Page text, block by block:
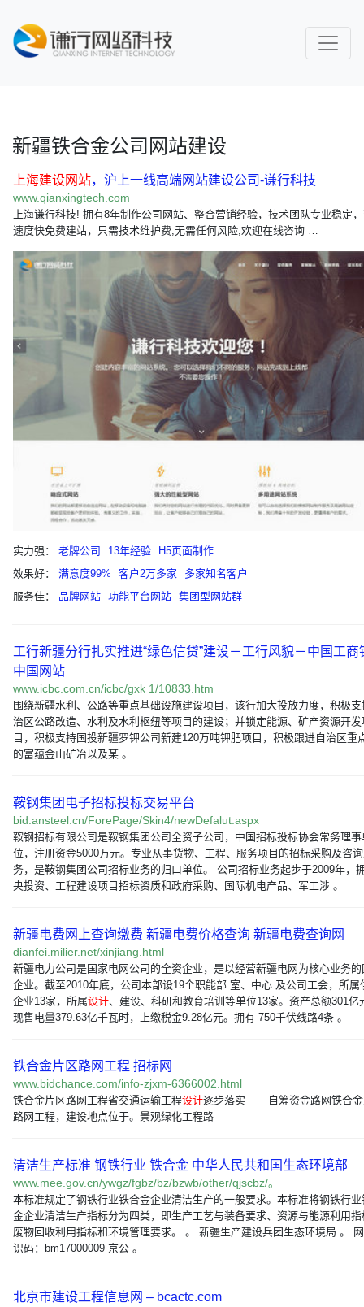
新疆铁合金公司网站建设
上海建设网站，沪上一线高端网站建设公司-谦行科技
www.qianxingtech.com
上海谦行科技! 拥有8年制作公司网站、整合营销经验，技术团队专业稳定
速度快免费建站，只需技术维护费,无需任何风险,欢迎在线咨询 …
实力强： 老牌公司 13年经验
H5页面制作
效果好：
满意度99% 客户2万多家
多家知名客户
服务佳：
品牌网站 功能平台网站 集团型网站群
工行新疆分行扎实推进“绿色信贷”建设－工行风貌－中国工商
中国网站
www.icbc.com.cn/icbc/gxk 1/10833.htm
围绕新疆水利、公路等重点基础设施建设项目，该行加大投放力度，积极支
治区公路改造、水利及水利枢纽等项目的建设；并锁定能源、矿产资源开发
目，积极支持国投新疆罗钾公司新建120万吨钾肥项目，积极跟进自治区重
的富蕴金山矿冶以及某 。
鞍钢集团电子招标投标交易平台
bid.ansteel.cn/ForePage/Skin4/newDefalut.aspx
鞍钢招标有限公司是鞍钢集团公司全资子公司，中国招标投标协会常务理事
位，注册资金5000万元。专业从事货物、工程、服务项目的招标采购及咨
务，是鞍钢集团公司招标业务的归口单位。 公司招标业务起步于2009年，
央投资、工程建设项目招标资质和政府采购、国际机电产品、军工涉 。
新疆电费网上查询缴费 新疆电费价格查询 新疆电费查询网
dianfei.milier.net/xinjiang.html
新疆电力公司是国家电网公司的全资企业，是以经营新疆电网为核心业务的
企业。截至2010年底，公司本部设19个职能部 室、中心 及公司工会，所属
企业13家，所属设计、建设、科研和教育培训等单位13家。资产总额301亿
现售电量379.63亿千瓦时，上缴税金9.28亿元。拥有 750千伏线路4条 。
铁合金片区路网工程 招标网
www.bidchance.com/info-zjxm-6366002.html
铁合金片区路网工程省交通运输工程设计逐步落实– — 自筹资金路网铁合
路网工程，建设地点位于。景观绿化工程路
清洁生产标准 钢铁行业 铁合金 中华人民共和国生态环境部
www.mee.gov.cn/ywgz/fgbz/bz/bzwb/other/qjscbz/。
本标准规定了钢铁行业铁合金企业清洁生产的一般要求。本标准将钢铁行业
金企业清洁生产指标分为四类，即生产工艺与装备要求、资源与能源利用指
废物回收利用指标和环境管理要求。 。 新疆生产建设兵团生态环境局 。
识码：bm17000009 京公 。
北京市建设工程信息网 – bcactc.com